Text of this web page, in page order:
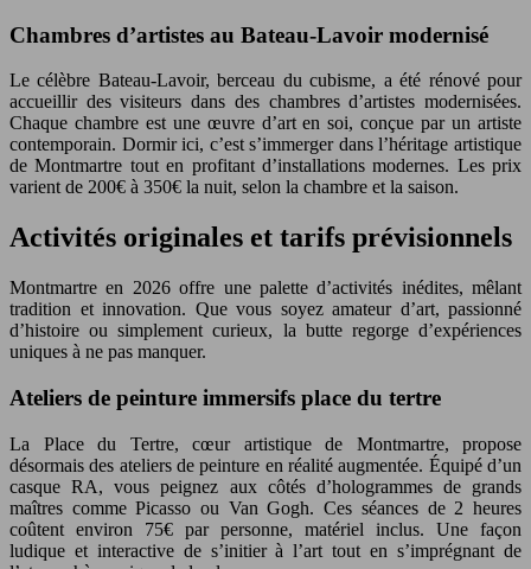
Chambres d’artistes au Bateau-Lavoir modernisé
Le célèbre Bateau-Lavoir, berceau du cubisme, a été rénové pour
accueillir des visiteurs dans des chambres d’artistes modernisées.
Chaque chambre est une œuvre d’art en soi, conçue par un artiste
contemporain. Dormir ici, c’est s’immerger dans l’héritage artistique
de Montmartre tout en profitant d’installations modernes. Les prix
varient de 200€ à 350€ la nuit, selon la chambre et la saison.
Activités originales et tarifs prévisionnels
Montmartre en 2026 offre une palette d’activités inédites, mêlant
tradition et innovation. Que vous soyez amateur d’art, passionné
d’histoire ou simplement curieux, la butte regorge d’expériences
uniques à ne pas manquer.
Ateliers de peinture immersifs place du tertre
La Place du Tertre, cœur artistique de Montmartre, propose
désormais des ateliers de peinture en réalité augmentée. Équipé d’un
casque RA, vous peignez aux côtés d’hologrammes de grands
maîtres comme Picasso ou Van Gogh. Ces séances de 2 heures
coûtent environ 75€ par personne, matériel inclus. Une façon
ludique et interactive de s’initier à l’art tout en s’imprégnant de